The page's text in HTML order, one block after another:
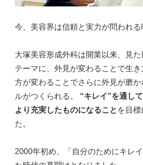
今、美容界は信頼と実力が問われる
大塚美容形成外科は開業以来、見
テーマに、外見が変わることで生き
方が変わることでさらに外見が磨
ルがつくられる。 “キレイ”を通し
より充実したものになること を目
た。
2000年初め、「自分のためにキレ